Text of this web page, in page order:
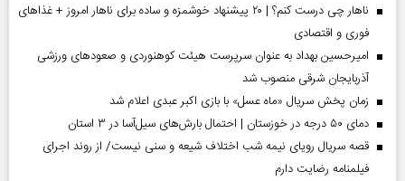
ناهار چی درست کنم؟ | ۲۰ پیشنهاد خوشمزه و ساده برای ناهار امروز + غذاهای
فوری و اقتصادی
امیرحسین بهداد به عنوان سرپرست هیئت کوهنوردی و صعودهای ورزشی
آذربایجان شرقی منصوب شد
زمان پخش سریال «ماه عسل» با بازی اکبر عبدی اعلام شد
دمای ۵۰ درجه در خوزستان | احتمال بارش‌های سیل‌آسا در ۳ استان
قصه سریال رویای نیمه شب اختلاف شیعه و سنی نیست/ از روند اجرای
فیلمنامه رضایت دارم